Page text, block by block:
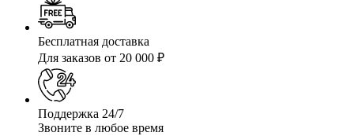
Бесплатная доставка
Для заказов от 20 000 ₽
Поддержка 24/7
Звоните в любое время